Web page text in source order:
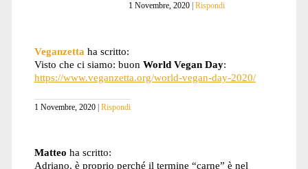
1 Novembre, 2020 Rispondi
Veganzetta ha scritto:
Visto che ci siamo: buon World Vegan Day:
https://www.veganzetta.org/world-vegan-day-2020/
1 Novembre, 2020 Rispondi
Matteo ha scritto:
Adriano, è proprio perché il termine “carne” è nel